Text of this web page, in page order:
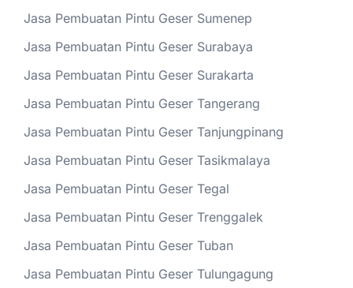
Jasa Pembuatan Pintu Geser Sumenep
Jasa Pembuatan Pintu Geser Surabaya
Jasa Pembuatan Pintu Geser Surakarta
Jasa Pembuatan Pintu Geser Tangerang
Jasa Pembuatan Pintu Geser Tanjungpinang
Jasa Pembuatan Pintu Geser Tasikmalaya
Jasa Pembuatan Pintu Geser Tegal
Jasa Pembuatan Pintu Geser Trenggalek
Jasa Pembuatan Pintu Geser Tuban
Jasa Pembuatan Pintu Geser Tulungagung